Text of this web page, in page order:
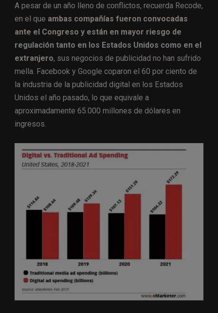
A pesar de un año lleno de conflictos, recuerda Recode,
en el que ambas compañías fueron convocadas
ante el Congreso y están en mayor riesgo de
regulación tanto en los Estados Unidos como en el
extranjero, sus negocios de publicidad no han sufrido
mella. Facebook y Google coparon el 60 por ciento de
la industria de la publicidad digital en los Estados
Unidos el año pasado, lo que equivale a
aproximadamente 65.000 millones de dólares en
ingresos.